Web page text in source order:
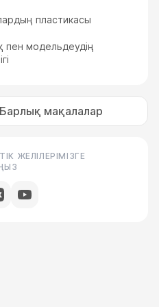
пластикасы
пен модельдеудің
Барлық мақалалар
ЖЕЛІЛЕРІМІЗГЕ